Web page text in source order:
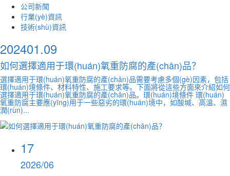
公司新聞
行業(yè)資訊
技術(shù)資訊
202401.09
如何選擇適用于環(huán)氧重防腐的產(chǎn)品？
選擇適用于環(huán)氧重防腐的產(chǎn)品需要考慮多個(gè)因素，包括
環(huán)境條件、材料特性、施工要求等。下面將從這些方面來介紹如何
選擇適用于環(huán)氧重防腐的產(chǎn)品。環(huán)境條件 環(huán)
氧重防腐主要應(yīng)用于一些惡劣的環(huán)境中，如酸堿、高溫、濕
潤(rùn)...
17
2026/06